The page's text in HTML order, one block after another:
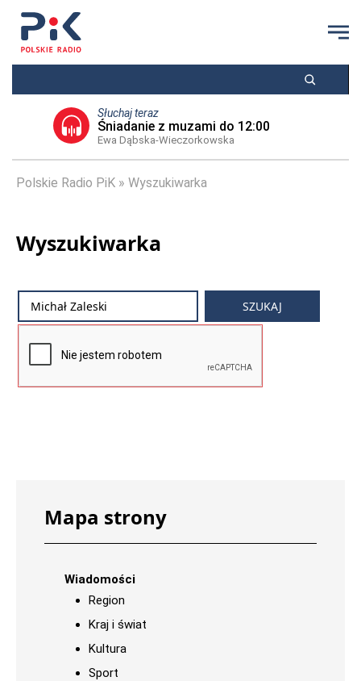
Słuchaj teraz
Śniadanie z muzami do 12:00
Ewa Dąbska-Wieczorkowska
Polskie Radio PiK Wyszukiwarka
Wyszukiwarka
Mapa strony
Wiadomości
Region
Kraj i świat
Kultura
Sport